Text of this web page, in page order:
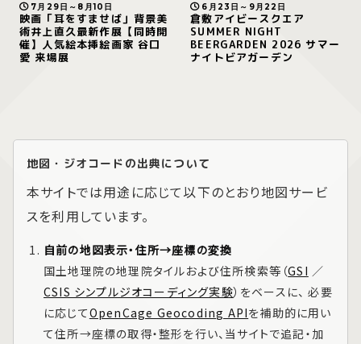
7月29日～8月10日
映画「耳をすませば」背景美
術井上直久最新作展【同時開
催】人気絵本挿絵画家 谷口
愛 来場展
6月23日～9月22日
倉敷アイビースクエア
SUMMER NIGHT
BEERGARDEN 2026 サマー
ナイトビアガーデン
地図・ジオコードの出典について
本サイトでは用途に応じて以下のとおり地図サービ
スを利用しています。
自前の地図表示・住所→座標の変換
国土地理院の地理院タイルおよび住所検索等（GSI ／
CSIS シンプルジオコーディング実験）をベースに、 必要
に応じてOpenCage Geocoding APIを補助的に用い
て住所→座標の取得・整形を行い、当サイトで追記・加